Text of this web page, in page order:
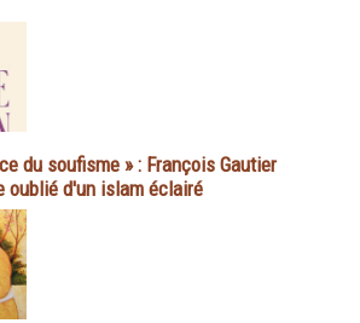
du soufisme » : François Gautier
oublié d'un islam éclairé